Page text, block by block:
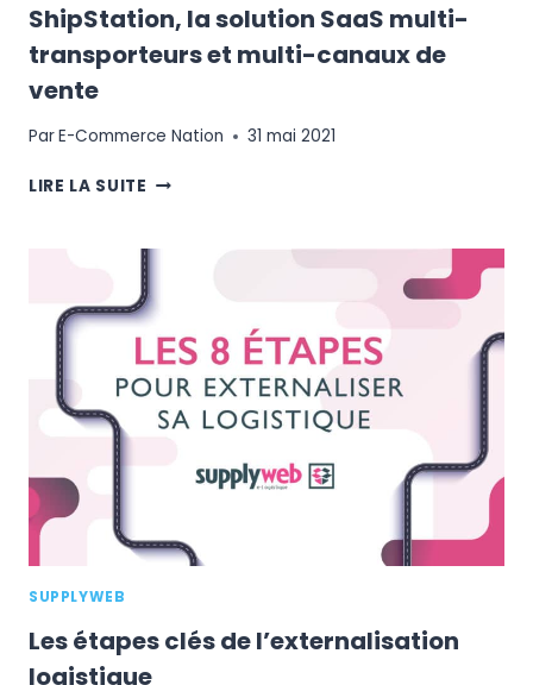
ShipStation, la solution SaaS multi-
transporteurs et multi-canaux de
vente
ParE-Commerce Nation 31 mai 2021
LIRE LA SUITE SHIPSTATION,
SAAS
TRANSPORTEURS
MULTI-
CANAUX
DE
VENTE
SUPPLYWEB
Les étapes clés de l’externalisation
logistique